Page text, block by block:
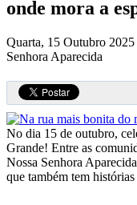
onde mora a
Quarta, 15 Outubro
Senhora Aparecida
No dia 15 de outubro,
Grande! Entre as
Nossa Senhora
que também tem